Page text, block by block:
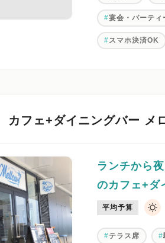
宴会・パーティ
スマホ決済OK
カフェ+ダイニングバー メ
ランチから
のカフェ+ダ
平均予算
テラス席